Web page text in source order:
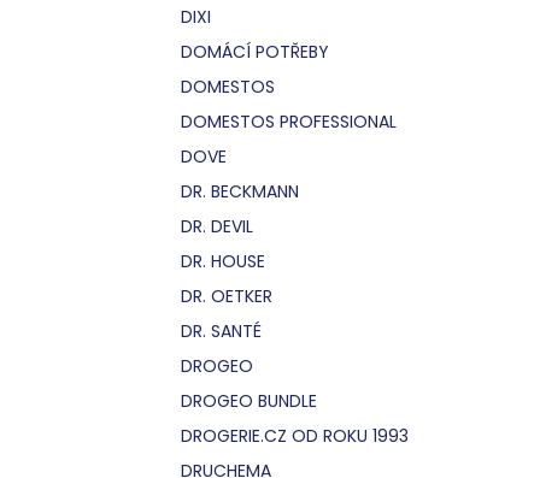
DIXI
DOMÁCÍ POTŘEBY
DOMESTOS
DOMESTOS PROFESSIONAL
DOVE
DR. BECKMANN
DR. DEVIL
DR. HOUSE
DR. OETKER
DR. SANTÉ
DROGEO
DROGEO BUNDLE
DROGERIE.CZ OD ROKU 1993
DRUCHEMA